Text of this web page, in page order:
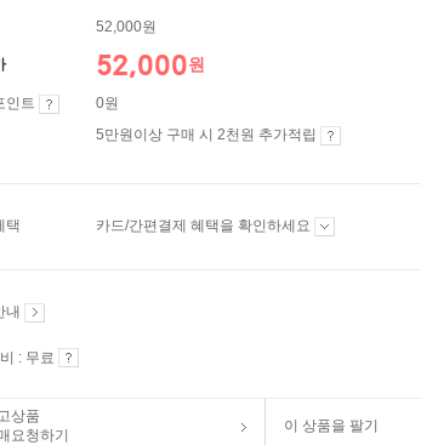
52,000원
52,000원
인트
0원
5만원이상 구매 시 2천원 추가적립
택 카드/간편결제 혜택을 확인하세요
내
: 무료
상품
요청하기
이 상품을 팔기